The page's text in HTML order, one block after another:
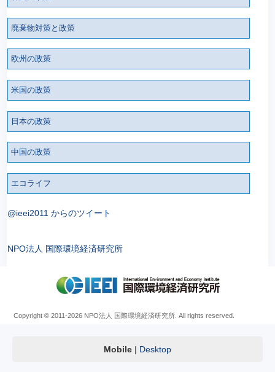
廃棄物対策と政策
欧州の政策
米国の政策
日本の政策
中国の政策
エコライフ
@ieei2011 からのツイート
NPO法人 国際環境経済研究所
Copyright © 2011-2026 NPO法人 国際環境経済研究所. All rights reserved.
Mobile | Desktop